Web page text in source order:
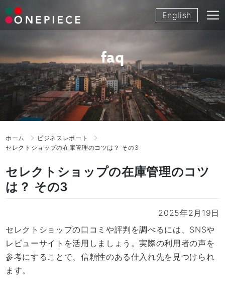
Skip
to
English
faq
ホーム
ビジネスレポート
セレクトショップの在庫管理のコツは？ その3
セレクトショップの在庫管理のコツ
は？ その3
2025年2月19日
セレクトショップの口コミや評判を調べるには、SNSや
レビューサイトを活用しましょう。実際の利用者の声を
参考にすることで、信頼性のある仕入れ先を見つけられ
ます。